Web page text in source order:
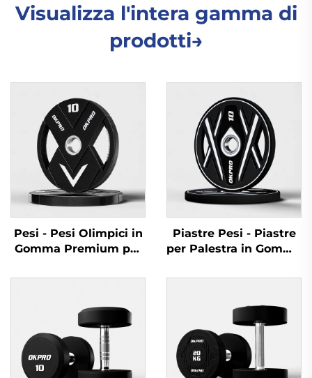
Visualizza l'intera gamma di
prodotti→
Pesi - Pesi Olimpici in
Gomma Premium per
Piastre Pesi - Piastre
per Palestra in Gomma
di Equipaggiamenti